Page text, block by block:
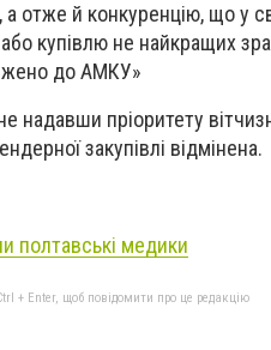
а отже й конкуренцію, що у
купівлю не найкращих
до АМКУ»
надавши пріоритету
закупівлі відмінена.
полтавські медики
+ Enter, щоб повідомити про це редакцію